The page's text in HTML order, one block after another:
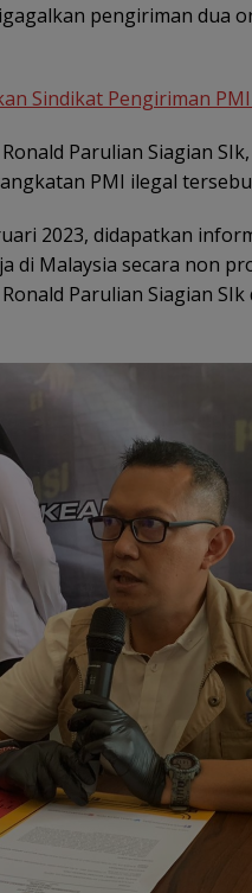
pengiriman dua
Sindikat Pengiriman
Parulian Siagian
PMI ilegal
2023, didapatkan
di Malaysia secara non
Parulian Siagian
Bupati Natuna Dorong
Sinergi Percepatan
Reforma Agraria